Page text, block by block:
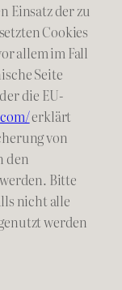
Einsatz der zu
Cookies
allem im Fall
Seite
die EU-
erklärt
von
den
Bitte
nicht alle
werden